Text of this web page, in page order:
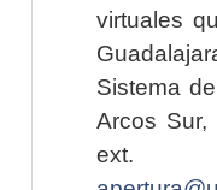
virtuales
Sistema
Arcos Sur,